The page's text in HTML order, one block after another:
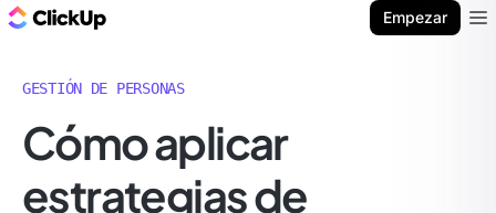
Empezar
GESTIÓN DE PERSONAS
Cómo aplicar
estrategias de